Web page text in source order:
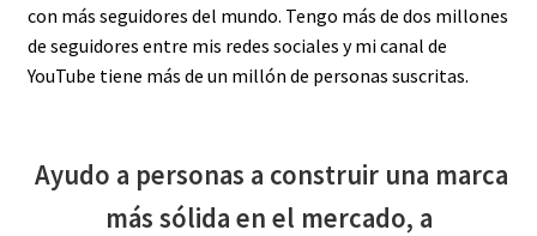
con más seguidores del mundo. Tengo más de dos millones
de seguidores entre mis redes sociales y mi canal de
YouTube tiene más de un millón de personas suscritas.
Ayudo a personas a construir una marca
más sólida en el mercado, a